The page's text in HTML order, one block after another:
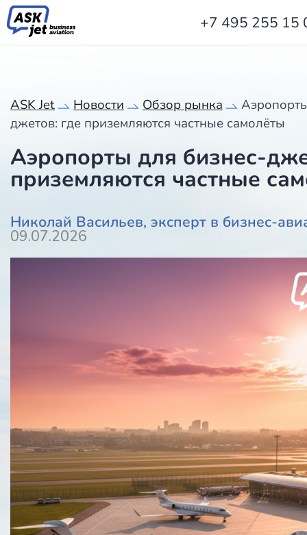
+7 495 255 15
ASK Jet Новости Обзор рынка
джетов: где приземляются частные самолёты
Аэропорты для бизнес-
приземляются частные
Николай Васильев, эксперт в бизнес-
09.07.2026